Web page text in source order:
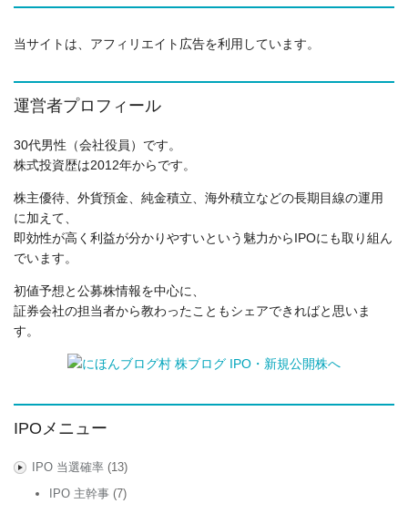
当サイトは、アフィリエイト広告を利用しています。
運営者プロフィール
30代男性（会社役員）です。
株式投資歴は2012年からです。
株主優待、外貨預金、純金積立、海外積立などの長期目線の運用
に加えて、
即効性が高く利益が分かりやすいという魅力からIPOにも取り組ん
でいます。
初値予想と公募株情報を中心に、
証券会社の担当者から教わったこともシェアできればと思いま
す。
IPOメニュー
IPO 当選確率(13)
IPO 主幹事 (7)